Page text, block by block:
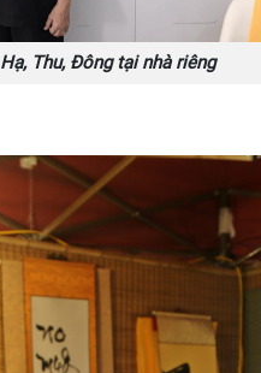
Thu, Đông tại nhà riêng